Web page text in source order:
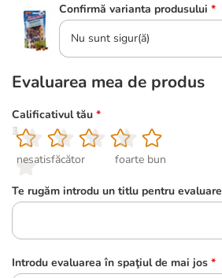
Confirmă varianta produsului *
Nu sunt sigur(ă)
Evaluarea mea de produs
Calificativul tău *
1
nesatisfăcător
2
3
4
5
foarte bun
Te rugăm introdu un titlu pentru evaluare
Introdu evaluarea în spaţiul de mai jos *